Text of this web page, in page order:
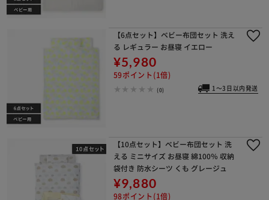
【6点セット】ベビー布団セット 洗え
る レギュラー お昼寝 イエロー
¥5,980
59ポイント(1倍)
(0) 1～3日以内発送
【10点セット】ベビー布団セット 洗
える ミニサイズ お昼寝 綿100％ 収納
袋付き 防水シーツ くも グレージュ
¥9,880
98ポイント(1倍)